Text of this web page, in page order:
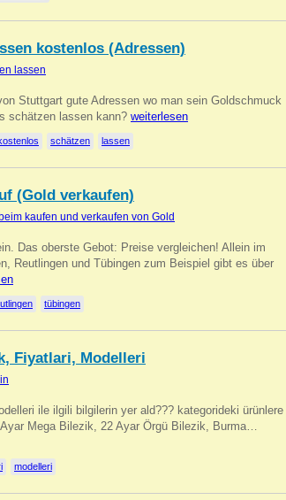
kostenlos (Adressen)
lassen
Stuttgart gute Adressen wo man sein Goldschmuck
schätzen lassen kann? weiterlesen
schätzen lassen
(Gold verkaufen)
kaufen und verkaufen von Gold
Das oberste Gebot: Preise vergleichen! Allein im
Reutlingen und Tübingen zum Beispiel gibt es über
tübingen
Fiyatlari, Modelleri
ile ilgili bilgilerin yer ald??? kategorideki ürünlere
Mega Bilezik, 22 Ayar Örgü Bilezik, Burma…
modelleri